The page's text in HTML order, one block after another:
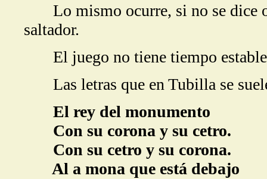
Lo mismo ocurre, si no se dice o
saltador.
El juego no tiene tiempo
Las letras que en Tubilla se
El rey del monumento
Con su corona y su cetro.
Con su cetro y su corona.
Al a mona que está debajo